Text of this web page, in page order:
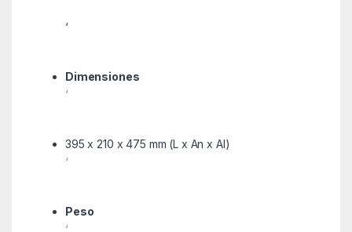
‘
Dimensiones
‘
395 x 210 x 475 mm (L x An x Al)
‘
Peso